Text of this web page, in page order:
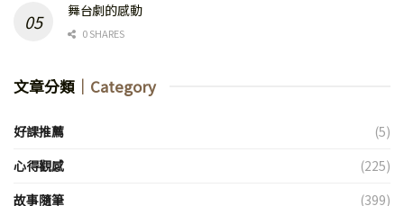
舞台劇的感動
0 SHARES
文章分類 ｜Category
好課推薦
(5)
心得觀感
(225)
故事隨筆
(399)